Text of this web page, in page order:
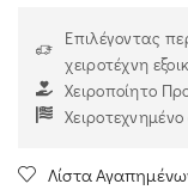
Επιλέγοντας
χειροτέχνη
Χειροποίητο
Λίστα